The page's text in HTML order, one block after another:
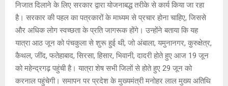
निजात दिलाने के लिए सरकार द्वारा योजनाबद्ध तरीके से कार्य किया जा रहा
है। सरकार की पहल का पत्रकारों के माध्यम से प्रचार होना चाहिए, जिससे
और अधिक लोग स्वच्छता के प्रति जागरूक होंगे। उन्होंने बताया कि यह
यात्रा आठ जून को पंचकुला से शुरू हुई थी, जो अंबाला, यमुनानगर, कुरुक्षेत्र,
कैथल, जींद, फतेहाबाद, सिरसा, हिसार, भिवानी, दादरी होते हुए आज 19 जून
को महेन्द्रगढ़ पहुंची है। यात्रा शेष सभी जिलों से होते हुए 29 जून को
करनाल पहुंचेगी। समापन पर प्रदेश के मुख्यमंत्री मनोहर लाल मुख्य अतिथि